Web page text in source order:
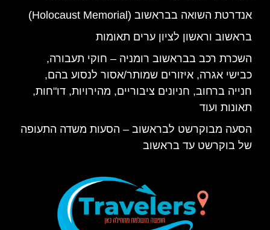
אנדרטת השואה בבראשוב (Holocaust Memorial)
בראשוב וראשון לציון ערים תאומות
השכרת רכב בבראשוב רומניה – חוקי תעבורה,
כבישי אגרה, איזורים שמותר/אסור לנסוע בהם,
חנייה ברחוב, חניונים ציבוריים, מהירויות, דו"חות,
תאונות ועוד
הסעה מבוקרשט לבראשוב – הסעות משדה התעופה
של בוקרשט עד בראשוב